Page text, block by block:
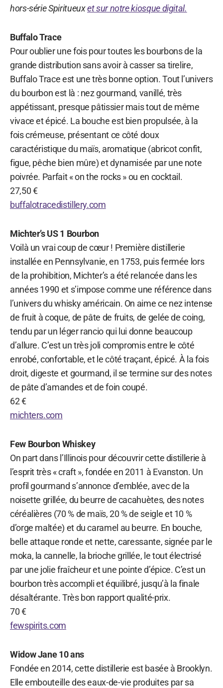
hors-série Spiritueuxet sur notre kiosque digital.
Buffalo Trace
Pour oublier une fois pour toutes les bourbons de la
grande distribution sans avoir à casser sa tirelire,
Buffalo Trace est une très bonne option. Tout l’univers
du bourbon est là : nez gourmand, vanillé, très
appétissant, presque pâtissier mais tout de même
vivace et épicé. La bouche est bien propulsée, à la
fois crémeuse, présentant ce côté doux
caractéristique du maïs, aromatique (abricot confit,
figue, pêche bien mûre) et dynamisée par une note
poivrée. Parfait « on the rocks » ou en cocktail.
27,50 €
buffalotracedistillery.com
Michter’s US 1 Bourbon
Voilà un vrai coup de cœur ! Première distillerie
installée en Pennsylvanie, en 1753, puis fermée lors
de la prohibition, Michter’s a été relancée dans les
années 1990 et s’impose comme une référence dans
l’univers du whisky américain. On aime ce nez intense
de fruit à coque, de pâte de fruits, de gelée de coing,
tendu par un léger rancio qui lui donne beaucoup
d’allure. C’est un très joli compromis entre le côté
enrobé, confortable, et le côté traçant, épicé. À la fois
droit, digeste et gourmand, il se termine sur des notes
de pâte d’amandes et de foin coupé.
62 €
michters.com
Few Bourbon Whiskey
On part dans l’Illinois pour découvrir cette distillerie à
l’esprit très « craft », fondée en 2011 à Evanston. Un
profil gourmand s’annonce d’emblée, avec de la
noisette grillée, du beurre de cacahuètes, des notes
céréalières (70 % de maïs, 20 % de seigle et 10 %
d’orge maltée) et du caramel au beurre. En bouche,
belle attaque ronde et nette, caressante, signée par le
moka, la cannelle, la brioche grillée, le tout électrisé
par une jolie fraîcheur et une pointe d’épice. C’est un
bourbon très accompli et équilibré, jusqu’à la finale
désaltérante. Très bon rapport qualité-prix.
70 €
fewspirits.com
Widow Jane 10 ans
Fondée en 2014, cette distillerie est basée à Brooklyn.
Elle embouteille des eaux-de-vie produites par sa